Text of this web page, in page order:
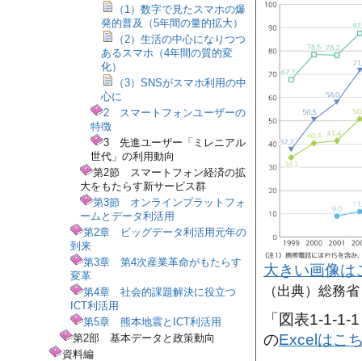
大きい画像は
（出典）総務
「図表1-1-
のExcelはこ
（1）数字で見たスマホの爆
発的普及（5年間の量的拡大）
（2）生活の中心になりつつ
あるスマホ（4年間の質的変
化）
（3）SNSがスマホ利用の中
心に
2 スマートフォンユーザーの
特徴
3 先進ユーザー「ミレニアル
世代」の利用動向
第2節 スマートフォン経済の拡
大をもたらす新サービス群
第3節 オンラインプラットフォ
ームとデータ利活用
第2章 ビッグデータ利活用元年の
到来
第3章 第4次産業革命がもたらす
変革
第4章 社会的課題解決に役立つ
ICT利活用
第5章 熊本地震とICT利活用
第2部 基本データと政策動向
資料編